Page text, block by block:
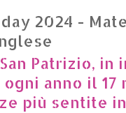
day 2024 -
Patrizio, in
ogni anno il 17
più sentite in